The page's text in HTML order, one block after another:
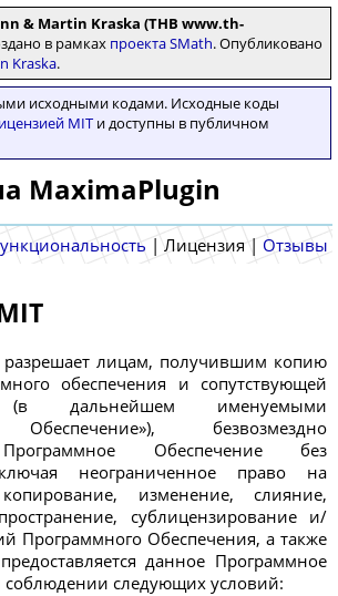
& Martin Kraska (THB www.th-
в рамках проекта SMath. Опубликовано
Kraska.
исходными кодами. Исходные коды
MIT и доступны в публичном
MaximaPlugin
| Лицензия | Отзывы
разрешает лицам, получившим копию
обеспечения и сопутствующей
(в дальнейшем именуемыми
Обеспечение»), безвозмездно
Программное Обеспечение без
неограниченное право на
изменение, слияние,
сублицензирование и/
Программного Обеспечения, а также
данное Программное
соблюдении следующих условий: